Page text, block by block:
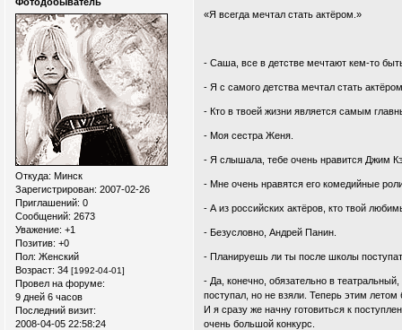
Откуда: Минск
Зарегистрирован: 2007-02-26
Приглашений: 0
Сообщений: 2673
Уважение: +1
Позитив: +0
Пол: Женский
Возраст: 34 [1992-04-01]
Провел на форуме:
9 дней 6 часов
Последний визит:
2008-04-05 22:58:24
«Я всегда мечтал стать актёром.»
- Саша, все в детстве мечтают кем-то
- Я с самого детства мечтал стать
- Кто в твоей жизни является самым
- Моя сестра Женя.
- Я слышала, тебе очень нравится Джим
- Мне очень нравятся его комедийные
- А из российских актёров, кто твой
- Безусловно, Андрей Панин.
- Планируешь ли ты после школы
- Да, конечно, обязательно в
поступал, но не взяли. Теперь этим
И я сразу же начну готовиться к
очень большой конкурс.